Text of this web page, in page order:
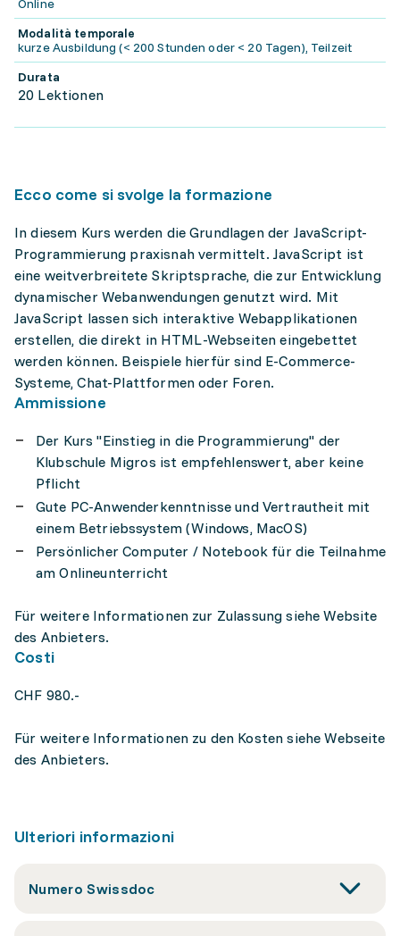
Online
Modalità temporale
kurze Ausbildung (< 200 Stunden oder < 20 Tagen), Teilzeit
Durata
20 Lektionen
Ecco come si svolge la formazione
In diesem Kurs werden die Grundlagen der JavaScript-
Programmierung praxisnah vermittelt. JavaScript ist
eine weitverbreitete Skriptsprache, die zur Entwicklung
dynamischer Webanwendungen genutzt wird. Mit
JavaScript lassen sich interaktive Webapplikationen
erstellen, die direkt in HTML-Webseiten eingebettet
werden können. Beispiele hierfür sind E-Commerce-
Systeme, Chat-Plattformen oder Foren.
Ammissione
Der Kurs "Einstieg in die Programmierung" der
Klubschule Migros ist empfehlenswert, aber keine
Pflicht
Gute PC-Anwenderkenntnisse und Vertrautheit mit
einem Betriebssystem (Windows, MacOS)
Persönlicher Computer / Notebook für die Teilnahme
am Onlineunterricht
Für weitere Informationen zur Zulassung siehe Website
des Anbieters.
Costi
CHF 980.-
Für weitere Informationen zu den Kosten siehe Webseite
des Anbieters.
Ulteriori informazioni
Numero Swissdoc